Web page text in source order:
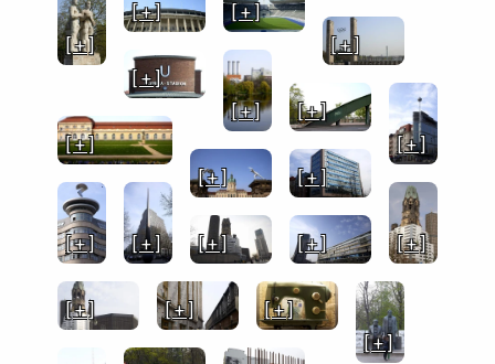
[ + ]
[ + ]
[ + ]
[ + ]
[ + ]
[ + ]
[ + ]
[ + ]
[ + ]
[ + ]
[ + ]
[ + ] [ + ] [ + ] [ + ]
[ + ]
[ + ]
[ + ]
[ + ]
[ + ]